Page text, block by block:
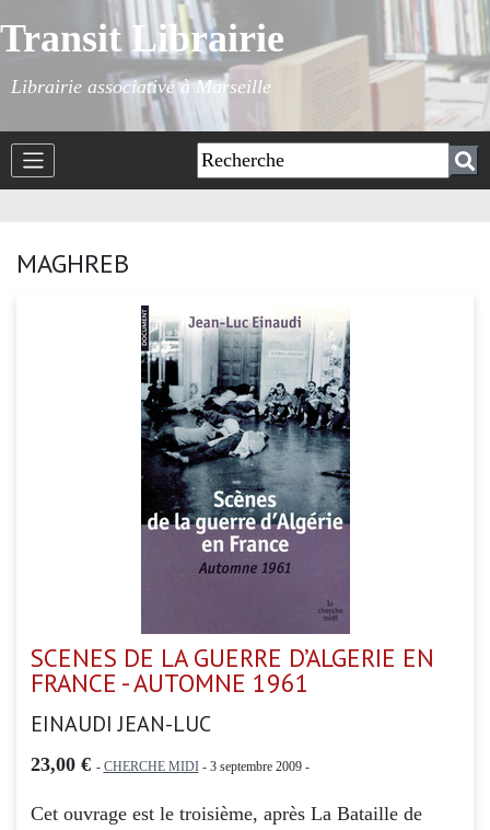
Transit Librairie
Librairie associative à Marseille
MAGHREB
SCENES DE LA GUERRE D’ALGERIE EN
FRANCE - AUTOMNE 1961
EINAUDI JEAN-LUC
23,00 € - CHERCHE MIDI- 3 septembre 2009 -
Cet ouvrage est le troisième, après La Bataille de